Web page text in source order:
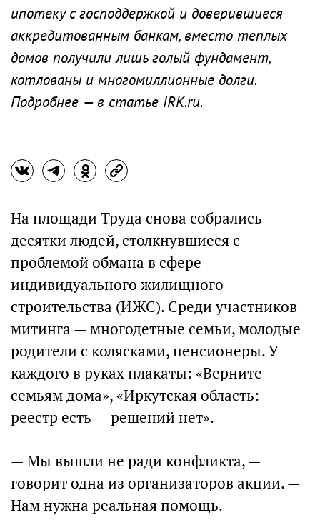
ипотеку с господдержкой и доверившиеся
аккредитованным банкам, вместо теплых
домов получили лишь голый фундамент,
котлованы и многомиллионные долги.
Подробнее — в статье IRK.ru.
На площади Труда снова собрались
десятки людей, столкнувшиеся с
проблемой обмана в сфере
индивидуального жилищного
строительства (ИЖС). Среди участников
митинга — многодетные семьи, молодые
родители с колясками, пенсионеры. У
каждого в руках плакаты: «Верните
семьям дома», «Иркутская область:
реестр есть — решений нет».
— Мы вышли не ради конфликта, —
говорит одна из организаторов акции. —
Нам нужна реальная помощь.